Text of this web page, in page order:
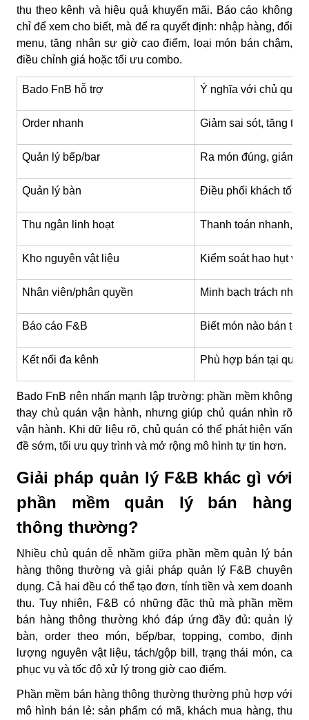
thu theo kênh và hiệu quả khuyến mãi. Báo cáo không
chỉ để xem cho biết, mà để ra quyết định: nhập hàng, đổi
menu, tăng nhân sự giờ cao điểm, loại món bán chậm,
điều chỉnh giá hoặc tối ưu combo.
Bado FnB hỗ trợ Ý nghĩa với chủ quán
Order nhanh Giảm sai sót, tăng tốc
Quản lý bếp/bar Ra món đúng, giảm
Quản lý bàn Điều phối khách tốt
Thu ngân linh hoạt Thanh toán nhanh, rõ
Kho nguyên vật liệu Kiểm soát hao hụt và
Nhân viên/phân quyền Minh bạch trách
Báo cáo F&B Biết món nào bán tốt,
Kết nối đa kênh Phù hợp bán tại
Bado FnB nên nhấn mạnh lập trường: phần mềm không
thay chủ quán vận hành, nhưng giúp chủ quán nhìn rõ
vận hành. Khi dữ liệu rõ, chủ quán có thể phát hiện vấn
đề sớm, tối ưu quy trình và mở rộng mô hình tự tin hơn.
Giải pháp quản lý F&B khác gì với
phần mềm quản lý bán hàng
thông thường?
Nhiều chủ quán dễ nhầm giữa phần mềm quản lý bán
hàng thông thường và giải pháp quản lý F&B chuyên
dụng. Cả hai đều có thể tạo đơn, tính tiền và xem doanh
thu. Tuy nhiên, F&B có những đặc thù mà phần mềm
bán hàng thông thường khó đáp ứng đầy đủ: quản lý
bàn, order theo món, bếp/bar, topping, combo, định
lượng nguyên vật liệu, tách/gộp bill, trạng thái món, ca
phục vụ và tốc độ xử lý trong giờ cao điểm.
Phần mềm bán hàng thông thường thường phù hợp với
mô hình bán lẻ: sản phẩm có mã, khách mua hàng, thu